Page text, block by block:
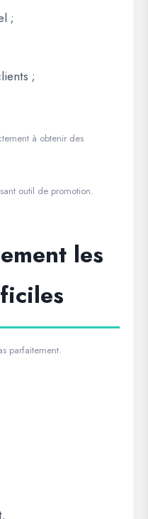
;
;
à obtenir des
outil de promotion.
les
parfaitement.